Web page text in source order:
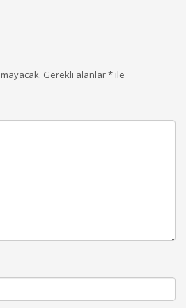
Gerekli alanlar*ile